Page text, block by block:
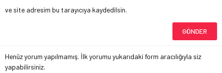
ve site adresim bu tarayıcıya kaydedilsin.
Henüz yorum yapılmamış. İlk yorumu yukarıdaki form aracılığıyla siz
yapabilirsiniz.